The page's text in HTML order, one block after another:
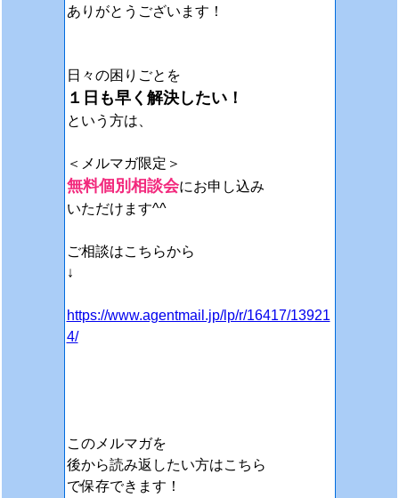
ありがとうございます！
日々の困りごとを
１日も早く解決したい！
という方は、
＜メルマガ限定＞
無料個別相談会にお申し込み
いただけます^^
ご相談はこちらから
↓
https://www.agentmail.jp/lp/r/16417/13921
4/
このメルマガを
後から読み返したい方はこちら
で保存できます！